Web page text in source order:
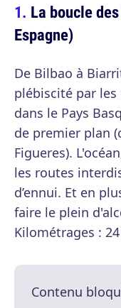
La boucle
Espagne)
De Bilbao à
plébiscité par
dans le Pays
de premier plan
Figueres).
les routes
d’ennui. Et en
faire le plein
Kilométrages :
Contenu